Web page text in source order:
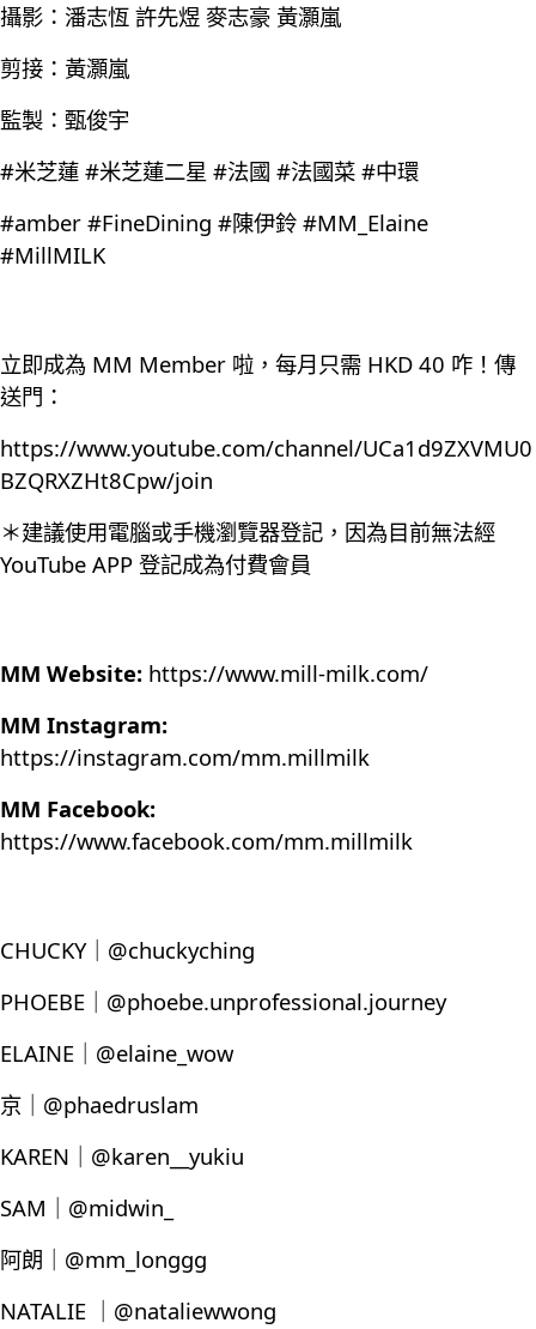
攝影：潘志恆 許先煜 麥志豪 黃灝嵐
剪接：黃灝嵐
監製：甄俊宇
#米芝蓮 #米芝蓮二星 #法國 #法國菜 #中環
#amber #FineDining #陳伊鈴 #MM_Elaine
#MillMILK
立即成為 MM Member 啦，每月只需 HKD 40 咋！傳
送門：
https://www.youtube.com/channel/UCa1d9ZXVMU0
BZQRXZHt8Cpw/join
＊建議使用電腦或手機瀏覽器登記，因為目前無法經
YouTube APP 登記成為付費會員
MM Website: https://www.mill-milk.com/
MM Instagram:
https://instagram.com/mm.millmilk
MM Facebook:
https://www.facebook.com/mm.millmilk
CHUCKY｜@chuckyching
PHOEBE｜@phoebe.unprofessional.journey
ELAINE｜@elaine_wow
京｜@phaedruslam
KAREN｜@karen__yukiu
SAM｜@midwin_
阿朗｜@mm_longgg
NATALIE ｜@nataliewwong